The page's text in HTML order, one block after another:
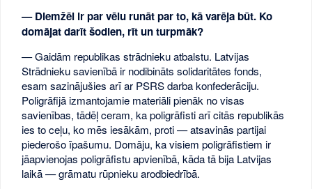
— Diemžēl ir par vēlu runāt par to, kā varēja būt. Ko
domājat darīt šodien, rīt un turpmāk?
— Gaidām republikas strādnieku atbalstu. Latvijas
Strādnieku savienībā ir nodibināts solidaritātes fonds,
esam sazinājušies arī ar PSRS darba konfederāciju.
Poligrāfijā izmantojamie materiāli pienāk no visas
savienības, tādēļ ceram, ka poligrāfisti arī citās republikās
ies to ceļu, ko mēs iesākām, proti — atsavinās partijai
piederošo īpašumu. Domāju, ka visiem poligrāfistiem ir
jāapvienojas poligrāfistu apvienībā, kāda tā bija Latvijas
laikā — grāmatu rūpnieku arodbiedrībā.